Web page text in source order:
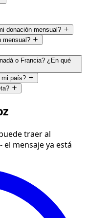
donación mensual?
mensual?
o Francia? ¿En qué
mi país?
traer al
mensaje ya está